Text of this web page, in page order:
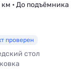
• До подъёмника
проверен
стол